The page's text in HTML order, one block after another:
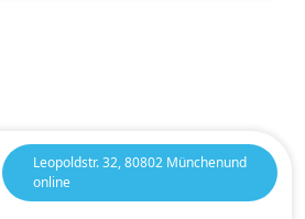
Leopoldstr. 32, 80802 Münchenund
online